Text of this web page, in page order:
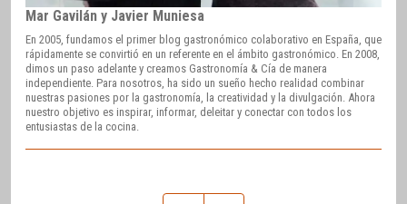
Mar Gavilán y Javier Muniesa
En 2005, fundamos el primer blog gastronómico colaborativo en España, que
rápidamente se convirtió en un referente en el ámbito gastronómico. En 2008,
dimos un paso adelante y creamos Gastronomía & Cía de manera
independiente. Para nosotros, ha sido un sueño hecho realidad combinar
nuestras pasiones por la gastronomía, la creatividad y la divulgación. Ahora
nuestro objetivo es inspirar, informar, deleitar y conectar con todos los
entusiastas de la cocina.